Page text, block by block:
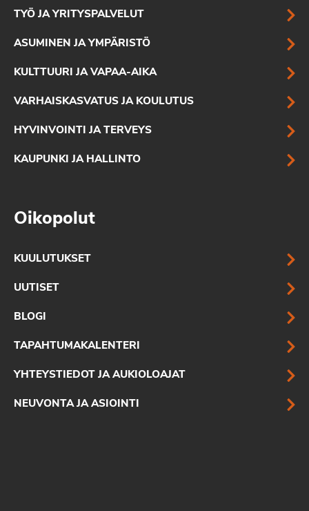
TYÖ JA YRITYSPALVELUT
ASUMINEN JA YMPÄRISTÖ
KULTTUURI JA VAPAA-AIKA
VARHAISKASVATUS JA KOULUTUS
HYVINVOINTI JA TERVEYS
KAUPUNKI JA HALLINTO
Oikopolut
KUULUTUKSET
UUTISET
BLOGI
TAPAHTUMAKALENTERI
YHTEYSTIEDOT JA AUKIOLOAJAT
NEUVONTA JA ASIOINTI